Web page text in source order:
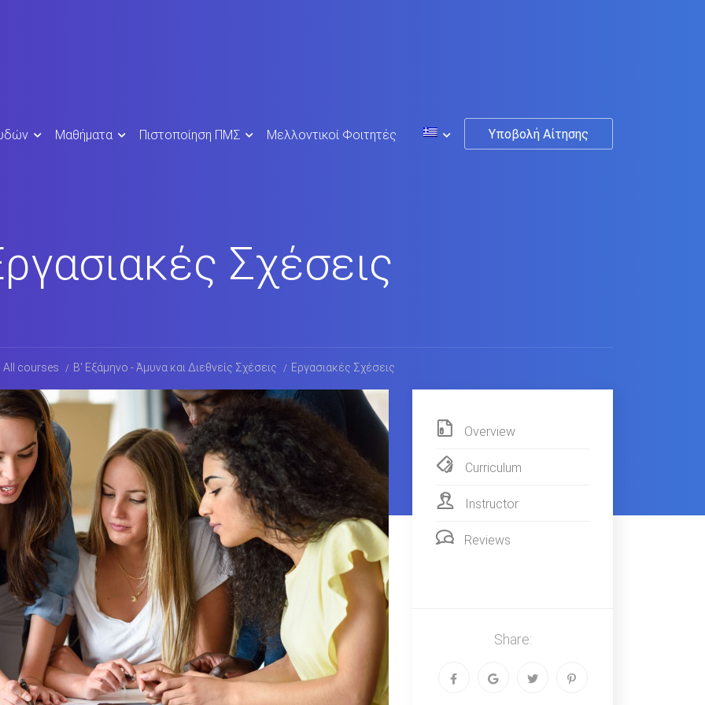
Μαθήματα Πιστοποίηση ΠΜΣ Μελλοντικοί Φοιτητές Υποβολή Αίτησης
Σχέσεις
All courses Β' Εξάμηνο - Άμυνα και Διεθνείς Σχέσεις Εργασιακές Σχέσεις
Overview
Curriculum
Instructor
Reviews
Share: